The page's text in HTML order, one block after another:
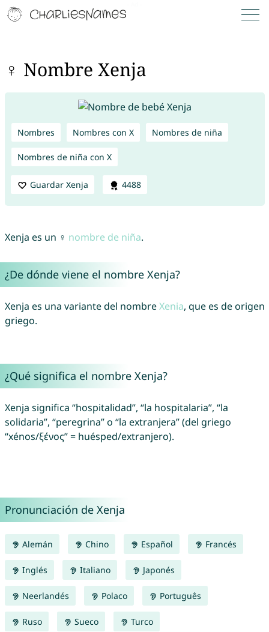
♀ Nombre Xenja
Nombres Nombres con X Nombres de niña
Nombres de niña con X
Guardar Xenja 4488
Xenja es un ♀ nombre de niña.
¿De dónde viene el nombre Xenja?
Xenja es una variante del nombreXenia, que es de origen
griego.
¿Qué significa el nombre Xenja?
Xenja significa “hospitalidad”, “la hospitalaria”, “la
solidaria”, “peregrina” o “la extranjera” (del griego
“xénos/ξένος” = huésped/extranjero).
Pronunciación de Xenja
Alemán Chino Español Francés
Inglés Italiano Japonés
Neerlandés Polaco Português
Ruso Sueco Turco